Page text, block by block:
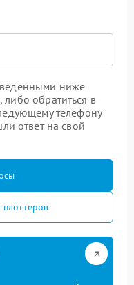
ниже
обратиться в
телефону
ответ на свой